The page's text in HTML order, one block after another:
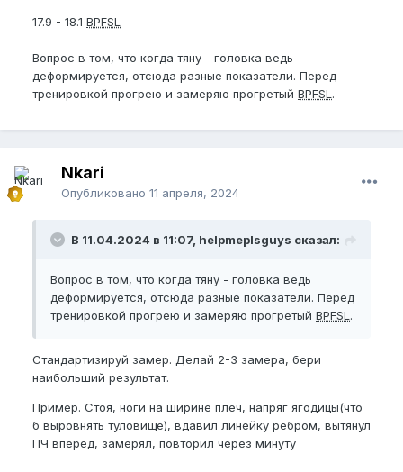
17.9 - 18.1 BPFSL
Вопрос в том, что когда тяну - головка ведь
деформируется, отсюда разные показатели. Перед
тренировкой прогрею и замеряю прогретый BPFSL .
Nkari
Опубликовано 11 апреля, 2024
В 11.04.2024 в 11:07, helpmeplsguys сказал:
Вопрос в том, что когда тяну - головка ведь
деформируется, отсюда разные показатели. Перед
тренировкой прогрею и замеряю прогретый BPFSL .
Стандартизируй замер. Делай 2-3 замера, бери
наибольший результат.
Пример. Стоя, ноги на ширине плеч, напряг ягодицы(что
б выровнять туловище), вдавил линейку ребром, вытянул
ПЧ вперёд, замерял, повторил через минуту